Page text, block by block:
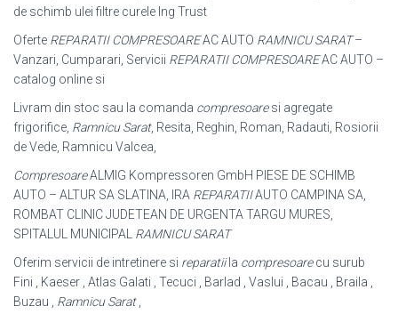
de schimb ulei filtre curele Ing Trust
Oferte REPARATII COMPRESOAREAC AUTO RAMNICU SARAT–
Vanzari, Cumparari, Servicii REPARATII COMPRESOAREAC AUTO –
catalog online si
Livram din stoc sau la comanda compresoaresi agregate
frigorifice, Ramnicu Sarat, Resita, Reghin, Roman, Radauti, Rosiorii
de Vede, Ramnicu Valcea,
CompresoareALMIG Kompressoren GmbH PIESE DE SCHIMB
AUTO – ALTUR SA SLATINA, IRA REPARATIIAUTO CAMPINA SA,
ROMBAT CLINIC JUDETEAN DE URGENTA TARGU MURES,
SPITALUL MUNICIPAL RAMNICU SARAT
Oferim servicii de intretinere si reparatiila compresoarecu surub
Fini , Kaeser , Atlas Galati , Tecuci , Barlad , Vaslui , Bacau , Braila ,
Buzau , Ramnicu Sarat,